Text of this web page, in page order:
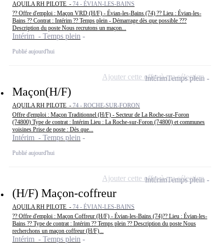
AQUILA RH PILOTE - 74 - ÉVIAN-LES-BAINS
?? Offre d'emploi : Maçon VRD (H/F) - Évian-les-Bains (74) ?? Lieu : Évian-les-
Bains ?? Contrat : Intérim ?? Temps plein - Démarrage dès que possible ???
Description du poste Nous recrutons un maçon...
Intérim - Temps plein
Publié aujourd'hui
Maçon(H/F)
AQUILA RH PILOTE - 74 - ROCHE-SUR-FORON
Offre d'emploi : Maçon Traditionnel (H/F) - Secteur de La Roche-sur-Foron
(74800) Type de contrat : Intérim Lieu : La Roche-sur-Foron (74800) et communes
voisines Prise de poste : Dès que...
Intérim - Temps plein
Publié aujourd'hui
IntérimTemps plein
Ajouter cette offre à ma sélection
(H/F) Maçon-coffreur
AQUILA RH PILOTE - 74 - ÉVIAN-LES-BAINS
?? Offre d'emploi : Maçon Coffreur (H/F) - Évian-les-Bains (74)?? Lieu : Évian-les-
Bains ?? Type de contrat : Intérim ?? Temps plein ?? Description du poste Nous
recherchons un maçon coffreur (H/F)...
Intérim - Temps plein
IntérimTemps plein
Ajouter cette offre à ma sélection